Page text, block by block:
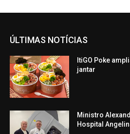
ÚLTIMAS NOTÍCIAS
ItiGO Poke
jantar
Ministro
Hospital